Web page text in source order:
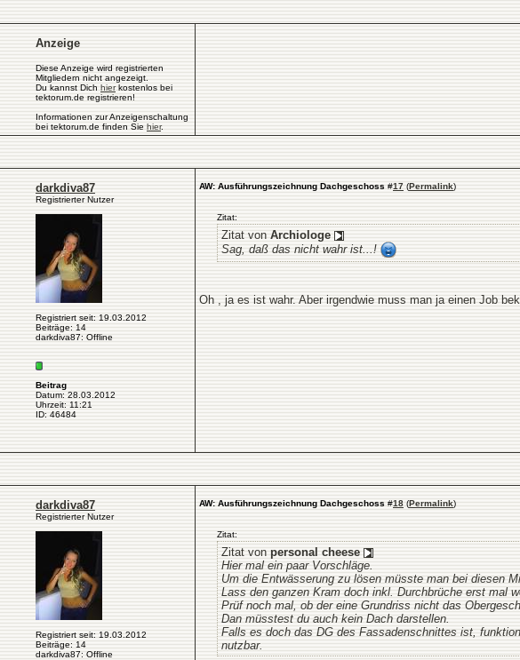
Anzeige
Diese Anzeige wird registrierten
Mitgliedern nicht angezeigt.
Du kannst Dich hierkostenlos bei
tektorum.de registrieren!
Informationen zur Anzeigenschaltung
bei tektorum.de finden Sie hier.
darkdiva87
Registrierter Nutzer
Registriert seit: 19.03.2012
Beiträge: 14
darkdiva87: Offline
Beitrag
Datum: 28.03.2012
Uhrzeit: 11:21
ID: 46484
AW: Ausführungszeichnung Dachgeschoss #17 (Permalink)
Zitat:
Zitat von Archiologe
Sag, daß das nicht wahr ist...!
Oh , ja es ist wahr. Aber irgendwie muss man ja einen Job
darkdiva87
Registrierter Nutzer
Registriert seit: 19.03.2012
Beiträge: 14
darkdiva87: Offline
AW: Ausführungszeichnung Dachgeschoss #18 (Permalink)
Zitat:
Zitat von personal cheese
Hier mal ein paar Vorschläge.
Um die Entwässerung zu lösen müsste man bei diesen
Lass den ganzen Kram doch inkl. Durchbrüche erst mal
Prüf noch mal, ob der eine Grundriss nicht das
Dan müsstest du auch kein Dach darstellen.
Falls es doch das DG des Fassadenschnittes ist,
nutzbar.